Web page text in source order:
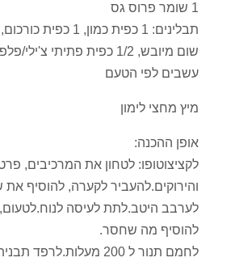
1 שומר פרוס גס
שום מיובש, 1/2 כפית פתיתי
עשבים לפי הטעם
מיץ מחצי לימון
אופן ההכנה:
לקציצוטופו: לטחון את המרכיבים,
והירוקים.להעביר לקערה, להוסיף
לערבב היטב.לתת לעיסה
להוסיף מה שחסר.
לחמם תנור ל 200